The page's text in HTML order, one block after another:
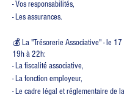
- Vos responsabilités,
- Les assurances.
💰 La "Trésorerie Associative" - le
19h à 22h:
- La fiscalité associative,
- La fonction employeur,
- Le cadre légal et réglementaire de